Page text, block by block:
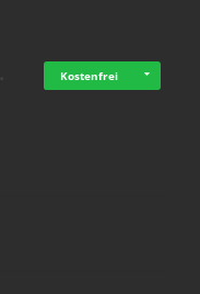
Kostenfrei